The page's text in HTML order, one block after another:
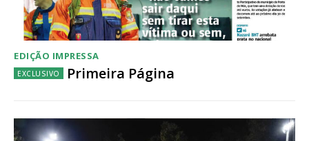
Escolha o plano
EDIÇÃO IMPRESSA
Primeira Página